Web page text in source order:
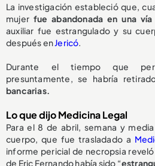
La investigación estableció que,
mujer fue abandonada en una
auxiliar fue estrangulado y su
después enJericó.
Durante el tiempo que
presuntamente, se habría
bancarias.
Lo que dijo Medicina Legal
Para el 8 de abril, semana y
cuerpo, que fue trasladado a
informe pericial de necropsia
de Eric Fernando había sido “